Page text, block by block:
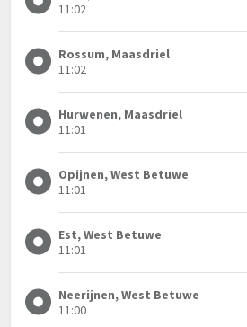
11:02
Rossum, Maasdriel
11:02
Hurwenen, Maasdriel
11:01
Opijnen, West Betuwe
11:01
Est, West Betuwe
11:01
Neerijnen, West Betuwe
11:00